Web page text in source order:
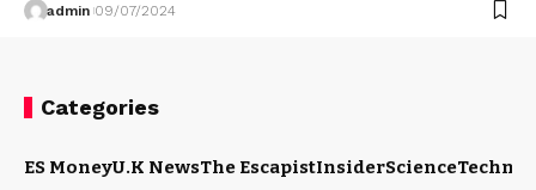
admin 09/07/2024
Categories
ES MoneyU.K NewsThe EscapistInsiderScience